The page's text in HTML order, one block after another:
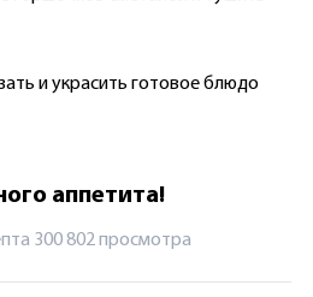
и украсить готовое блюдо
аппетита!
300 802 просмотрa